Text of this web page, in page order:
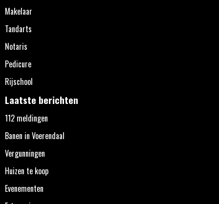
Makelaar
Tandarts
Notaris
Pedicure
Rijschool
Laatste berichten
112 meldingen
Banen in Voerendaal
Vergunningen
Huizen te koop
Evenementen